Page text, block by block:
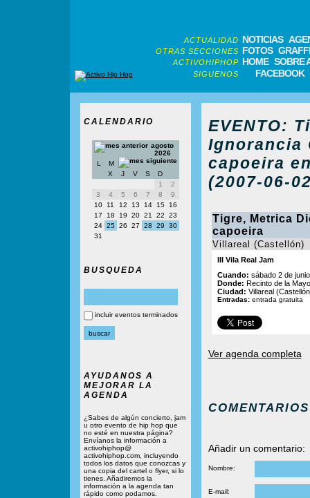
ACTUALIDAD NOTICIAS
OTRAS SECCIONES FOTOS
ACTIVOHIPHOP HOME SOBRE
SIGUENOS FACEBOOK
CALENDARIO
agosto
2026
L
M
X
J V S
D
1
2
3
4 5 6 7 8
9
10
11 12 13 14 15
16
17
18 19 20 21 22
23
24 25 26 27 28 29
30
31
BUSQUEDA
incluir eventos terminados
AYUDANOS A
MEJORAR LA
AGENDA
¿Sabes de algún concierto, jam
u otro evento de hip hop que
no esté en nuestra página?
Envíanos la información a
activohiphop@
activohiphop.com, incluyendo
todos los datos que conozcas y
una copia del cartel o flyer, si lo
tienes. Añadiremos la
información a la agenda tan
rápido como podamos.
EVENTO:
Ignorancia
capoeira
(2007-06-
Tigre, Metrica
capoeira
Villareal (Castellón)
III Vila Real Jam
Cuando: sábado 2 de
Donde: Recinto de la
Ciudad: Villareal
Entradas: entrada gratuita
Ver agenda completa
COMENTARIOS
Añadir un comentario:
Nombre:
E-mail: